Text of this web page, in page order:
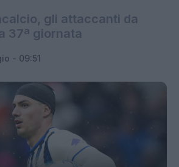
gli attaccanti da
37ª giornata
- 09:51